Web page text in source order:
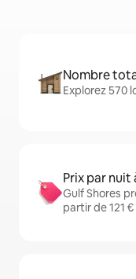
Nombre
Explorez 570
Prix par
Gulf Shores
partir de 121